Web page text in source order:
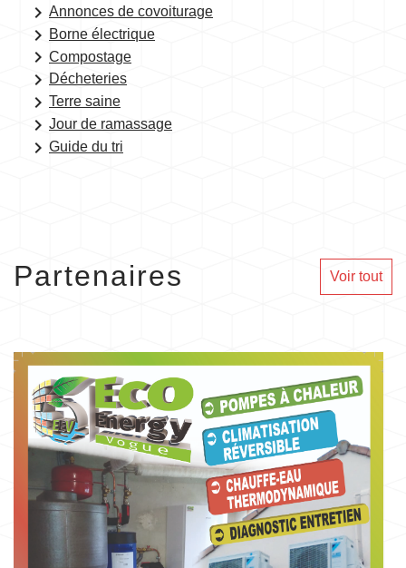
keyboard_arrow_right Annonces de covoiturage
keyboard_arrow_right Borne électrique
keyboard_arrow_right Compostage
keyboard_arrow_right Décheteries
keyboard_arrow_right Terre saine
keyboard_arrow_right Jour de ramassage
keyboard_arrow_right Guide du tri
Partenaires Voir tout